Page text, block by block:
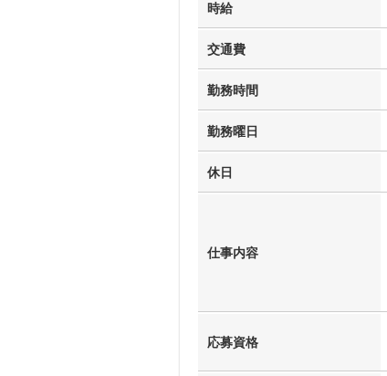
時給
交通費
勤務時間
勤務曜日
休日
仕事内容
応募資格